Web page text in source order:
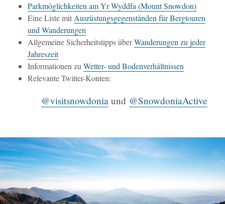
Parkmöglichkeiten am Yr Wyddfa (Mount Snowdon)
Eine Liste mitAusrüstungsgegenständen für Bergtouren
und Wanderungen
Allgemeine Sicherheitstipps überWanderungen zu jeder
Jahreszeit
Informationen zuWetter- und Bodenverhältnissen
Relevante Twitter-Konten:
@visitsnowdonia und @SnowdoniaActive